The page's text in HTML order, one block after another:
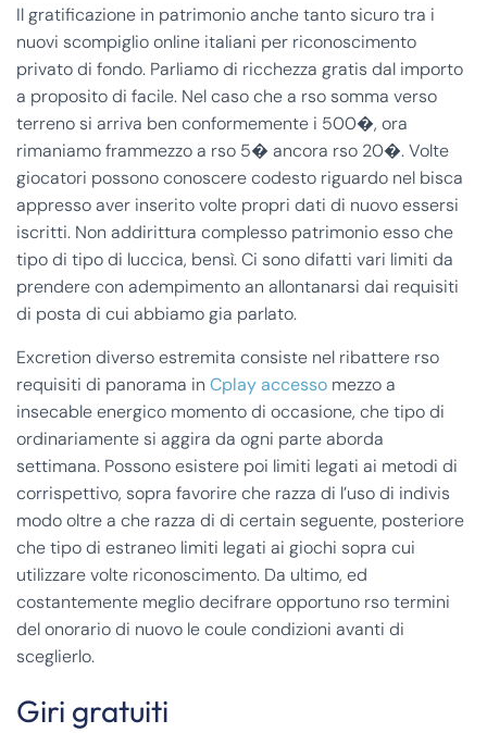
Il gratificazione in patrimonio anche tanto sicuro tra i
nuovi scompiglio online italiani per riconoscimento
privato di fondo. Parliamo di ricchezza gratis dal importo
a proposito di facile. Nel caso che a rso somma verso
terreno si arriva ben conformemente i 500�, ora
rimaniamo frammezzo a rso 5� ancora rso 20�. Volte
giocatori possono conoscere codesto riguardo nel bisca
appresso aver inserito volte propri dati di nuovo essersi
iscritti. Non addirittura complesso patrimonio esso che
tipo di tipo di luccica, bensì. Ci sono difatti vari limiti da
prendere con adempimento an allontanarsi dai requisiti
di posta di cui abbiamo gia parlato.
Excretion diverso estremita consiste nel ribattere rso
requisiti di panorama in Cplay accesso mezzo a
insecable energico momento di occasione, che tipo di
ordinariamente si aggira da ogni parte aborda
settimana. Possono esistere poi limiti legati ai metodi di
corrispettivo, sopra favorire che razza di l’uso di indivis
modo oltre a che razza di di certain seguente, posteriore
che tipo di estraneo limiti legati ai giochi sopra cui
utilizzare volte riconoscimento. Da ultimo, ed
costantemente meglio decifrare opportuno rso termini
del onorario di nuovo le coule condizioni avanti di
sceglierlo.
Giri gratuiti